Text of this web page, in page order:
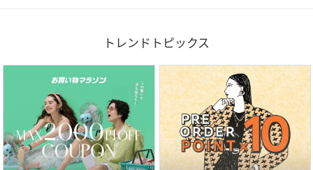
トレンドトピックス